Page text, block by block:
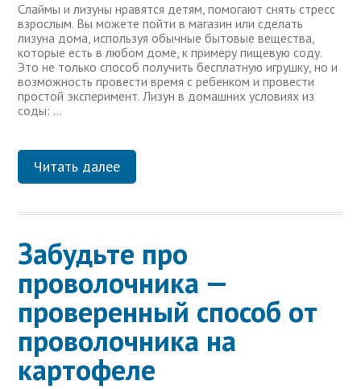
Слаймы и лизуны нравятся детям, помогают снять стресс
взрослым. Вы можете пойти в магазин или сделать
лизуна дома, используя обычные бытовые вещества,
которые есть в любом доме, к примеру пищевую соду.
Это не только способ получить бесплатную игрушку, но и
возможность провести время с ребенком и провести
простой эксперимент. Лизун в домашних условиях из
соды: …
Читать далее
Забудьте про
проволочника —
проверенный способ от
проволочника на
картофеле